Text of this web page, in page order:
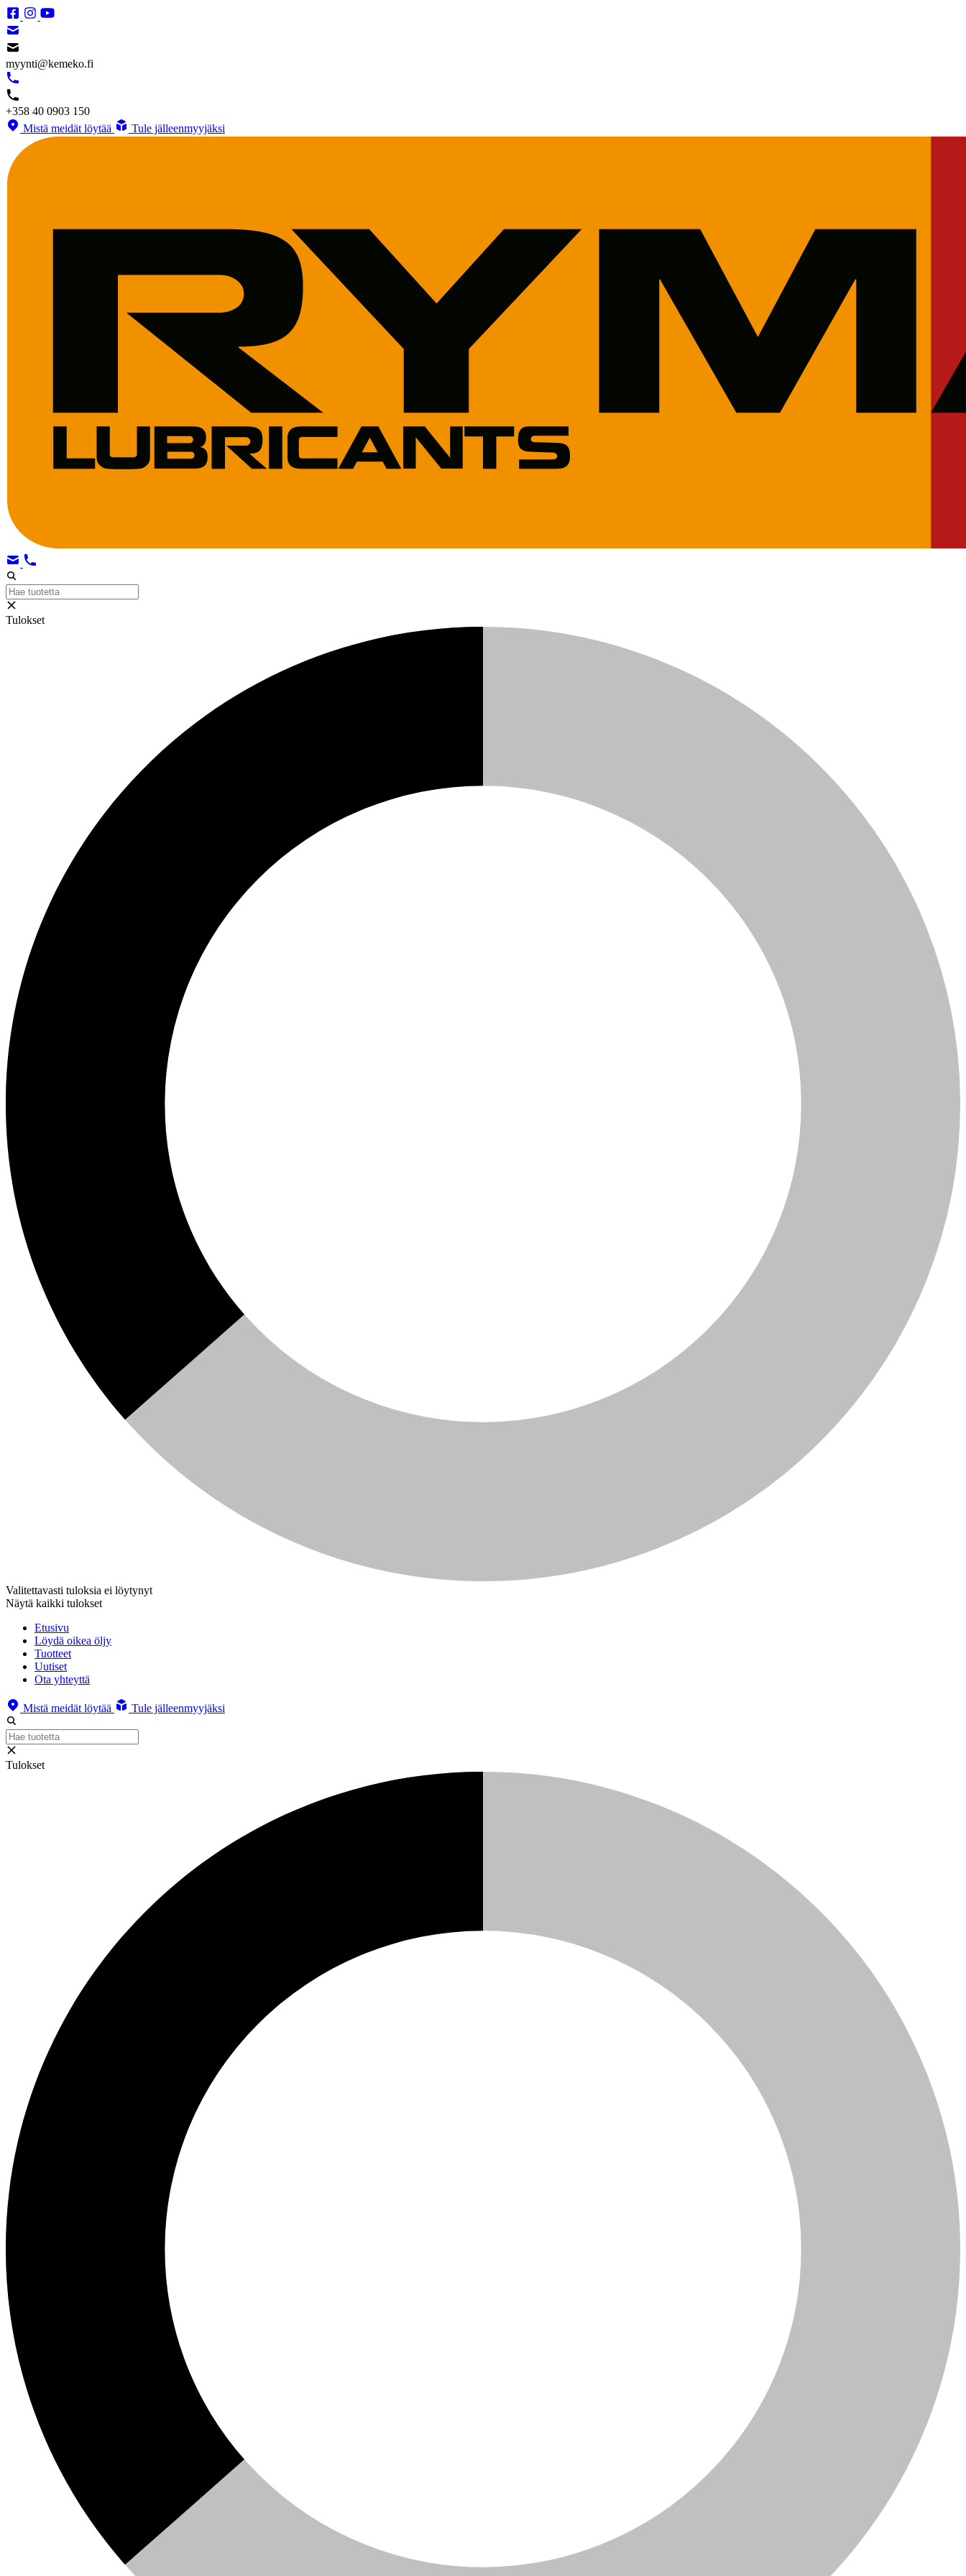
myynti@kemeko.fi
+358 40 0903 150
Mistä meidät löytää
Tule jälleenmyyjäksi
Tulokset
Valitettavasti tuloksia ei löytynyt
Näytä kaikki tulokset
Etusivu
Löydä oikea öljy
Tuotteet
Uutiset
Ota yhteyttä
Mistä meidät löytää Tule jälleenmyyjäksi
Tulokset